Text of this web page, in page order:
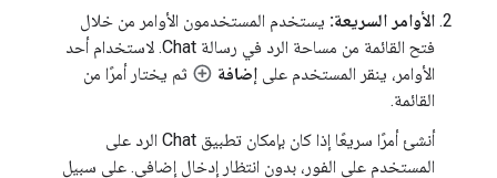
الأوامر السريعة: يستخدم المستخدمون الأوامر من خلال
فتح القائمة من مساحة الرد في رسالة Chat. لاستخدام أحد
الأوامر، ينقر المستخدم على إضافة
ثم يختار أمرًا من
القائمة.
أنشئ أمرًا سريعًا إذا كان بإمكان تطبيق Chat الرد على
المستخدم على الفور، بدون انتظار إدخال إضافي. على سبيل